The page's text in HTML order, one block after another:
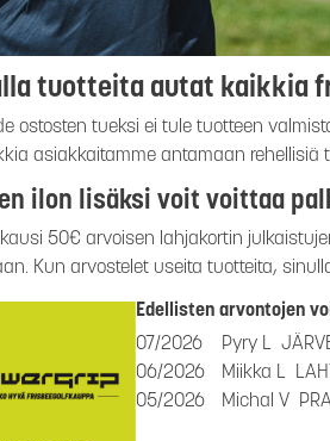
tuotteita autat kaikkia
ostosten tueksi ei tule tuotteen
asiakkaitamme antamaan
ilon lisäksi voit voittaa
50€ arvoisen lahjakortin
Kun arvostelet useita tuotteita,
Edellisten arvontojen
07/2026
Pyry L
06/2026
Miikka L
05/2026
Michal V